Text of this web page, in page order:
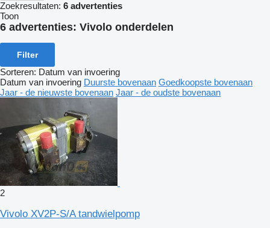
Zoekresultaten: 6 advertenties
Toon
6 advertenties: Vivolo onderdelen
Filter
Sorteren: Datum van invoering
Datum van invoering Duurste bovenaan Goedkoopste bovenaan
Jaar - de nieuwste bovenaan Jaar - de oudste bovenaan
2
Vivolo XV2P-S/A tandwielpomp